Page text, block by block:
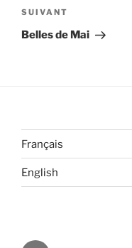
Article
suivant
SUIVANT
Belles de Mai
Français
English